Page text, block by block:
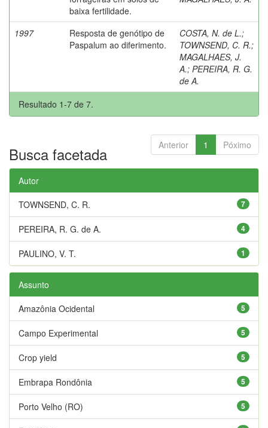
baixa fertilidade.
1997
Resposta de genótipo de
Paspalum ao diferimento.
COSTA, N. de L.;
TOWNSEND, C. R.;
MAGALHAES, J.
A.; PEREIRA, R. G.
de A.
Resultado 1-7 de 7.
Anterior 1 Póximo
Busca facetada
Autor
7
TOWNSEND, C. R.
4
PEREIRA, R. G. de A.
1
PAULINO, V. T.
Assunto
5
Amazônia Ocidental
5
Campo Experimental
5
Crop yield
5
Embrapa Rondônia
5
Porto Velho (RO)